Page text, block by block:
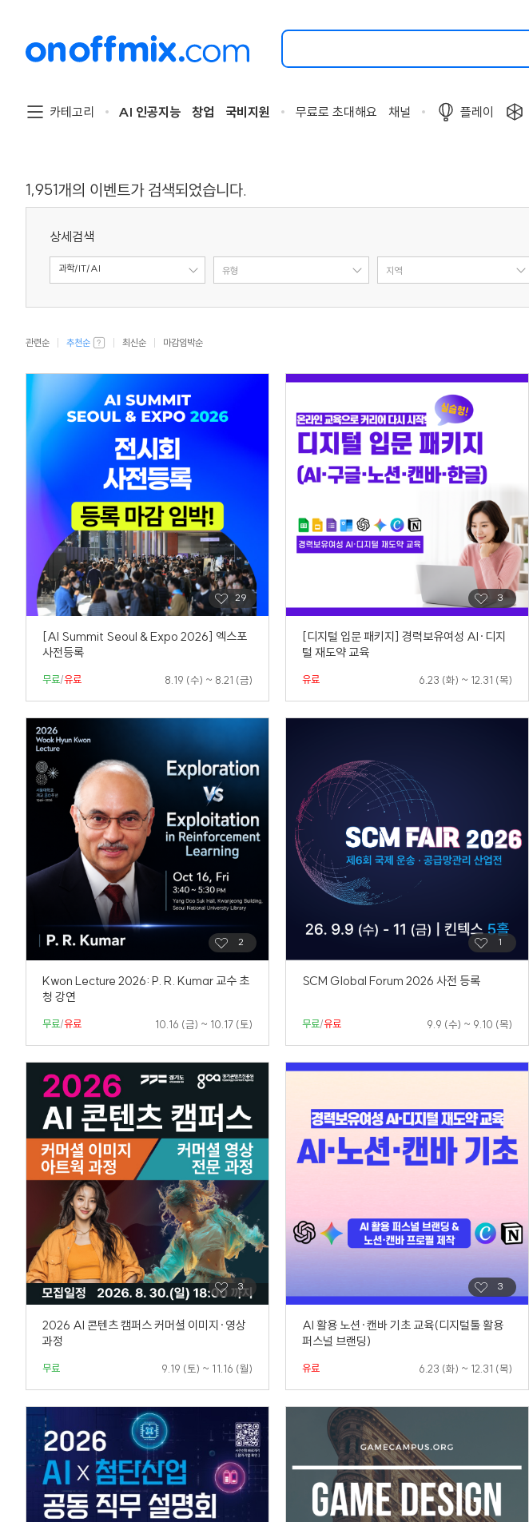
검
할
트
요.
카테고리 AI 인공지능 창업 국비지원 무료로 초대해요 채널 플레이
1,951개의 이벤트가 검색되었습니다.
상세검색
주제
과학/IT/AI 유형 지역
관련순 추천순 최신순 마감임박순
[AI Summit Seoul & Expo 2026] 엑스포
사전등록
무료/유료 8.19 (수) ~ 8.21 (금)
[디지털 입문 패키지] 경력보유여성 AI·디지
털 재도약 교육
유료 6.23 (화) ~ 12.31 (목)
Kwon Lecture 2026: P. R. Kumar 교수 초
청 강연
무료/유료 10.16 (금) ~ 10.17 (토)
SCM Global Forum 2026 사전 등록
무료/유료 9.9 (수) ~ 9.10 (목)
2026 AI 콘텐츠 캠퍼스 커머셜 이미지·영상
과정
무료 9.19 (토) ~ 11.16 (월)
AI 활용 노션·캔바 기초 교육(디지털툴 활용
퍼스널 브랜딩)
유료 6.23 (화) ~ 12.31 (목)